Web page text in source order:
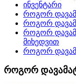
ინვენტარი
როგორ
როგორ
როგორ
მიხედვით
როგორ
როგორ